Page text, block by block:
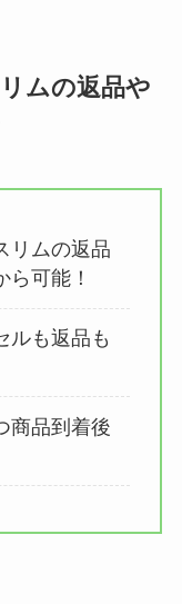
ムの返品や
リムの返品
可能！
ルも返品も
商品到着後